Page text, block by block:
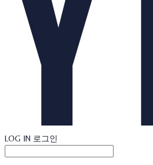
LOG IN 로그인